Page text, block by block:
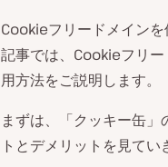
Cookieフリードメイン
記事では、Cookieフリ
用方法をご説明します。
まずは、「クッキー缶
トとデメリットを見てい